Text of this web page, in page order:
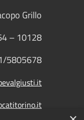
Grillo
– 10128
5805678